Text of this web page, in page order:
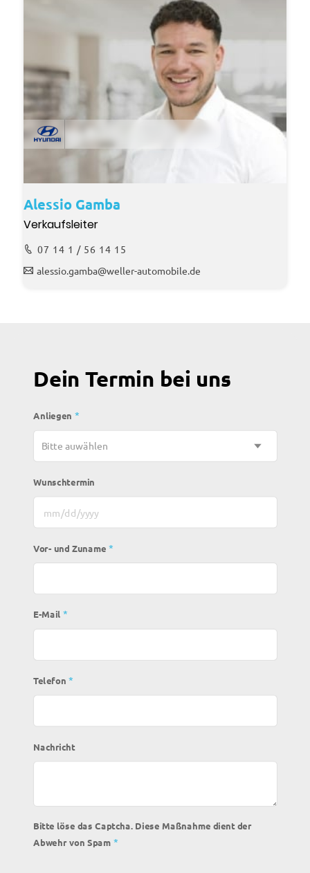
Alessio Gamba
Verkaufsleiter
07 14 1 / 56 14 15
alessio.gamba@weller-automobile.de
Dein Termin bei uns
Anliegen *
Wunschtermin
MM Schrägstrich TT Schrägstrich JJJJ
Vor- und Zuname *
E-Mail *
Telefon *
Nachricht
Bitte löse das Captcha. Diese Maßnahme dient der
Abwehr von Spam *